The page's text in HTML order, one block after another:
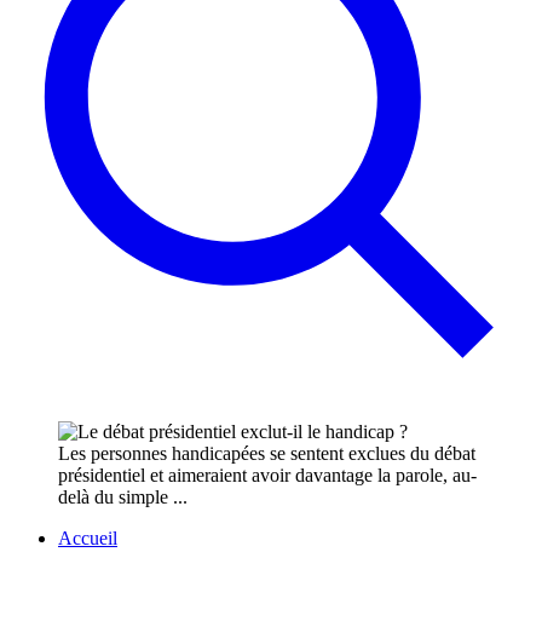
Les personnes handicapées se sentent exclues du débat
présidentiel et aimeraient avoir davantage la parole, au-
delà du simple ...
Accueil